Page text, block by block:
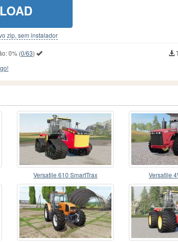
zip, sem instalador
0%(0/63)
Versatile 610 SmartTrax Versatile